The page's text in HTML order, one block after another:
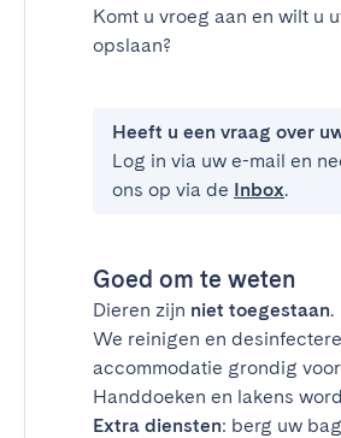
Komt u vroeg aan en wilt u
opslaan?
Heeft u een vraag over
Log in via uw e-mail en
ons op via de Inbox.
Goed om te weten
Dieren zijn niet toegestaan.
We reinigen en
accommodatie grondig
Handdoeken en lakens
Extra diensten: berg uw